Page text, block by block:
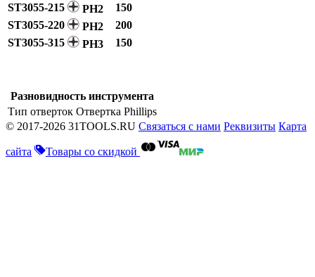
ST3055-215
PH2
150
ST3055-220
PH2
200
ST3055-315
PH3 150
Разновидность инструмента
Тип отверток Отвертка Phillips
© 2017-2026 31TOOLS.RU Связаться с нами Реквизиты Карта
сайта Товары со скидкой